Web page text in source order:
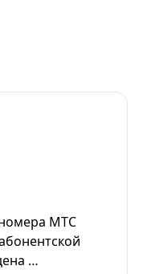
МТС
…